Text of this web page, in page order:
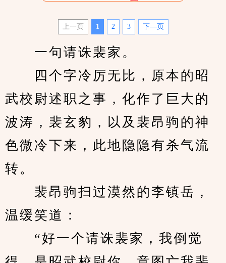
上一页 1 2 3 下—页
一句请诛裴家。
四个字冷厉无比，原本的昭
武校尉述职之事，化作了巨大的
波涛，裴玄豹，以及裴昂驹的神
色微冷下来，此地隐隐有杀气流
转。
裴昂驹扫过漠然的李镇岳，
温缓笑道：
“好一个请诛裴家，我倒觉